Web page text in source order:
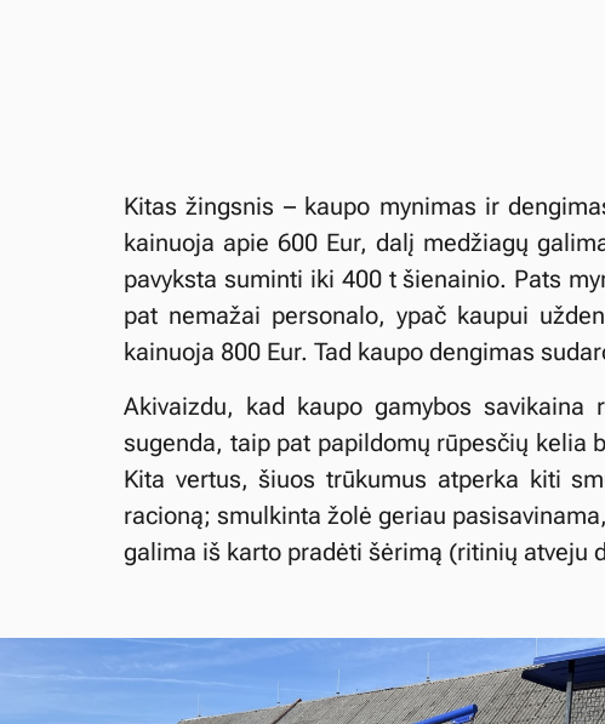
Kitas žingsnis – kaupo mynimas ir
kainuoja apie 600 Eur, dalį medžiagų
pavyksta suminti iki 400 t šienainio. Pats
pat nemažai personalo, ypač kaupui
kainuoja 800 Eur. Tad kaupo dengimas
Akivaizdu, kad kaupo gamybos
sugenda, taip pat papildomų rūpesčių kelia
Kita vertus, šiuos trūkumus atperka kiti
racioną; smulkinta žolė geriau
galima iš karto pradėti šėrimą (ritinių atveju